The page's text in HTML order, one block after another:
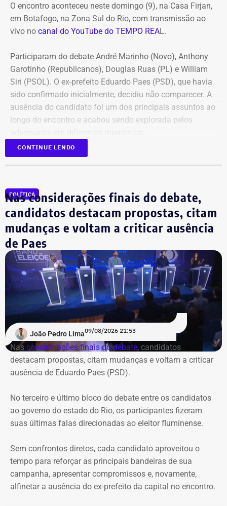
O encontro aconteceu neste domingo (9), na Casa Firjan,
em Botafogo, na Zona Sul do Rio, com transmissão ao
vivo no canal do YouTube do TEMPO REAL.
Participaram do debate André Marinho (Novo), Anthony
Garotinho (Republicanos), Douglas Ruas (PL) e William
Siri (PSOL). O ex-prefeito Eduardo Paes (PSD), que havia
sido confirmado inicialmente, decidiu não comparecer. A
ausência do candidato foi um dos principais assuntos ao
longo do encontro e acabou sendo explorada pelos
O debate foi mediado pela jornalista Adriana Araújo e
houve os confrontos diretos.
No segundo, os participantes responderam a
perguntas
feitas por jornalistas, a partir de temas previamente
contextualizados, seguido de mais uma rodada de
perguntas diretas. Vale destacar que nas duas rodadas
em que os candidatos se questionavam, os postulantes
ao Palácio Guanabara seguiram a mesma ordem de
quem pergunta a quem.
Pela ordem das perguntas entre si, a impressão foi de que
os candidatos evitaram direcionar questionamentos a
Garotinho, enquanto Douglas Ruas e André Marinho
protagonizaram uma espécie de dobradinha, utilizando
suas perguntas para abrir espaço para o outro apresentar
foi reservado às considerações finais.
dominam primeiro bloco
Logo na primeira rodada, a ausência de Eduardo Paes
dividiu espaço com as referências ao ex-presidente da
CONTINUE LENDO
POLÍTICA
Nas considerações finais do debate,
candidatos destacam propostas, citam
mudanças e voltam a criticar ausência
de Paes
João Pedro Lima09/08/2026 21:53
Nas considerações finais do debate, candidatos
destacam propostas, citam mudanças e voltam a criticar
ausência de Eduardo Paes (PSD).
No terceiro e último bloco do debate entre os candidatos
ao governo do estado do Rio, os participantes fizeram
suas últimas falas direcionadas ao eleitor fluminense.
Sem confrontos diretos, cada candidato aproveitou o
tempo para reforçar as principais bandeiras de sua
campanha, apresentar compromissos e, novamente,
alfinetar a ausência do ex-prefeito da capital no encontro.